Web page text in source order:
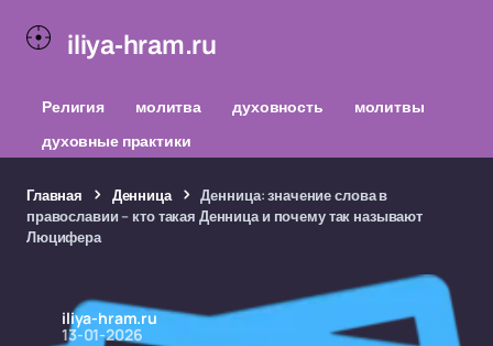
iliya-hram.ru
Религия молитва духовность
молитвы
духовные практики
Главная Денница
Денница: значение слова в
православии – кто такая Денница и почему так называют
Люцифера
iliya-hram.ru
13-01-2026